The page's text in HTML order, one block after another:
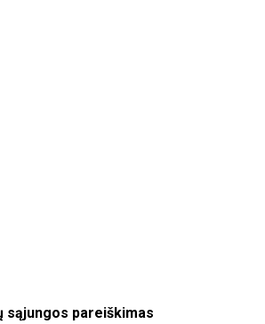
sąjungos pareiškimas